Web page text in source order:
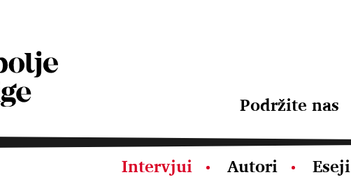
Podržite nas
Intervjui Autori Eseji